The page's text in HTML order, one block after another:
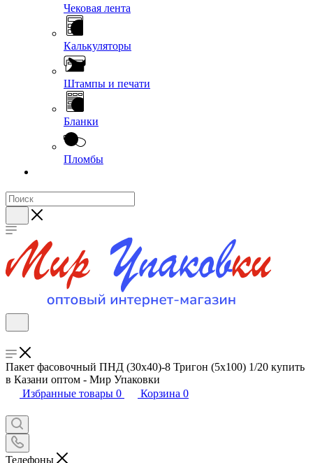
Чековая лента
Калькуляторы
Штампы и печати
Бланки
Пломбы
Пакет фасовочный ПНД (30х40)-8 Тригон (5х100) 1/20 купить
в Казани оптом - Мир Упаковки
Избранные товары 0 Корзина 0
Телефоны